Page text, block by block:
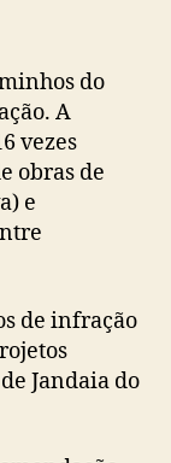
do
A
vezes
obras de
e
de infração
Jandaia do